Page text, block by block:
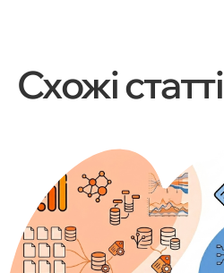
Схожі статті